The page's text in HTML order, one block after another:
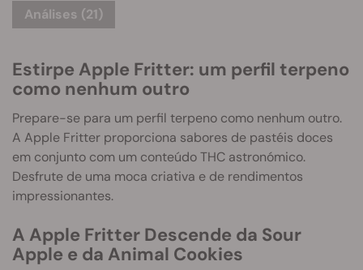
Análises (21)
Estirpe Apple Fritter: um perfil terpeno
como nenhum outro
Prepare-se para um perfil terpeno como nenhum outro.
A Apple Fritter proporciona sabores de pastéis doces
em conjunto com um conteúdo THC astronómico.
Desfrute de uma moca criativa e de rendimentos
impressionantes.
A Apple Fritter Descende da Sour
Apple e da Animal Cookies